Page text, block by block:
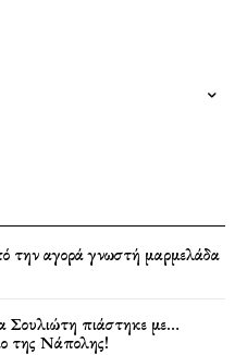
αγορά γνωστή μαρμελάδα
πιάστηκε με…
της Νάπολης!